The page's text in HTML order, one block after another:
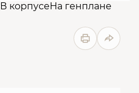
В корпусеНа генплане